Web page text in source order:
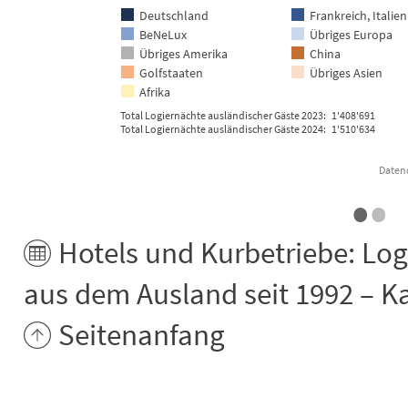
Total Logiernächte ausländischer Gäste 2023: 1'408'691
Total Logiernächte ausländischer Gäste 2024: 1'510'634
Deutschland
Frankreich, Italien
BeNeLux
Übriges Europa
Übriges Amerika
China
Golfstaaten
Übriges Asien
Afrika
••
Hotels und Kurbetriebe:
aus dem Ausland seit 1992 –
Seitenanfang